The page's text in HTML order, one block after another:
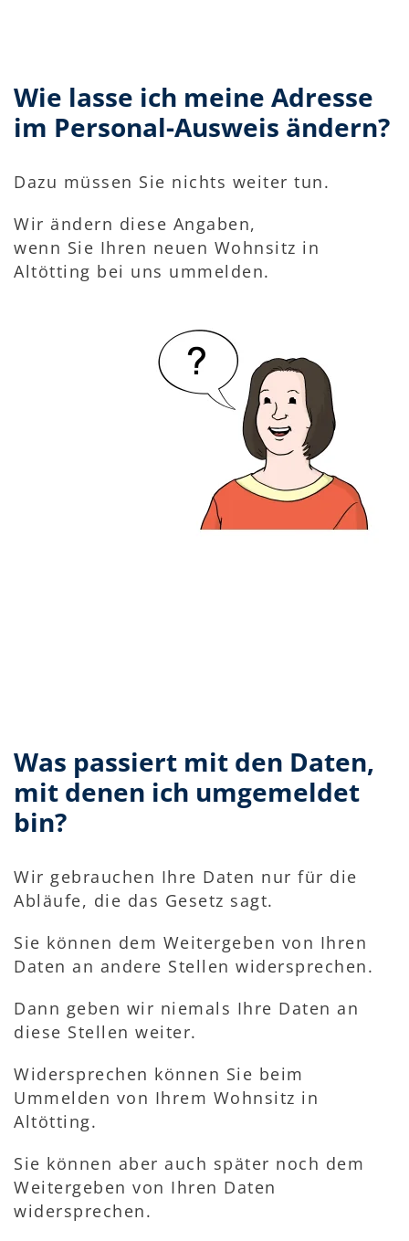
Wie lasse ich meine Adresse
im Personal-Ausweis ändern?
Dazu müssen Sie nichts weiter tun.
Wir ändern diese Angaben,
wenn Sie Ihren neuen Wohnsitz in
Altötting bei uns ummelden.
Was passiert mit den Daten,
mit denen ich umgemeldet
bin?
Wir gebrauchen Ihre Daten nur für die
Abläufe, die das Gesetz sagt.
Sie können dem Weitergeben von Ihren
Daten an andere Stellen widersprechen.
Dann geben wir niemals Ihre Daten an
diese Stellen weiter.
Widersprechen können Sie beim
Ummelden von Ihrem Wohnsitz in
Altötting.
Sie können aber auch später noch dem
Weitergeben von Ihren Daten
widersprechen.